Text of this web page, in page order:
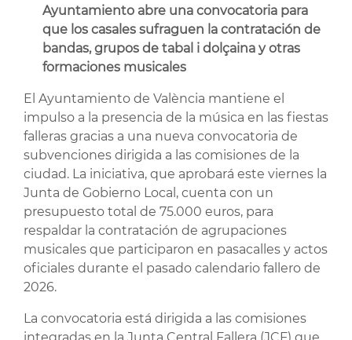
Ayuntamiento abre una convocatoria para
que los casales sufraguen la contratación de
bandas, grupos de tabal i dolçaina y otras
formaciones musicales
El Ayuntamiento de València mantiene el
impulso a la presencia de la música en las fiestas
falleras gracias a una nueva convocatoria de
subvenciones dirigida a las comisiones de la
ciudad. La iniciativa, que aprobará este viernes la
Junta de Gobierno Local, cuenta con un
presupuesto total de 75.000 euros, para
respaldar la contratación de agrupaciones
musicales que participaron en pasacalles y actos
oficiales durante el pasado calendario fallero de
2026.
La convocatoria está dirigida a las comisiones
integradas en la Junta Central Fallera (JCF) que